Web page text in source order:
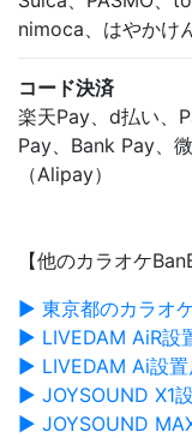
nimoca、はやかけ
コード決済
楽天Pay、d払い、
Pay、Bank Pay、
（Alipay）
【他のカラオケ
▶ 東京都のカラオ
▶ LIVEDAM AiR設
▶ LIVEDAM Ai設置
▶ JOYSOUND X1
▶ JOYSOUND